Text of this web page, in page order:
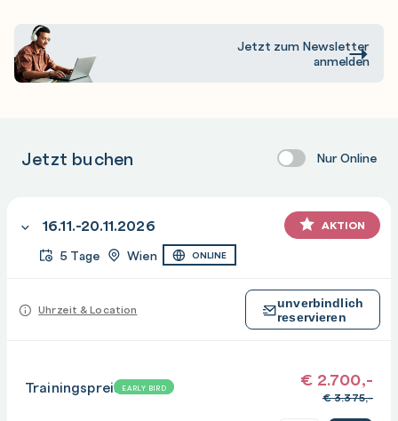
Jetzt zum Newsletter
anmelden
Jetzt buchen Nur Online
16.11.-20.11.2026 AKTION
5 Tage Wien ONLINE
Uhrzeit & Location
unverbindlich
reservieren
Trainingspreis EARLY BIRD € 2.700,-
€3.375,-